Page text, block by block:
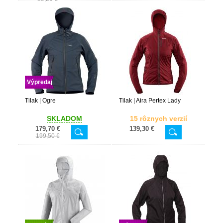
Výpredaj
Tilak | Ogre
SKLADOM
179,70 €
199,50 €
Tilak | Aira Pertex Lady
15 rôznych verzií
139,30 €